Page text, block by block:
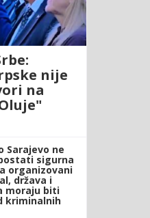
nije
na
Sarajevo ne
sigurna
organizovani
država i
moraju biti
kriminalnih